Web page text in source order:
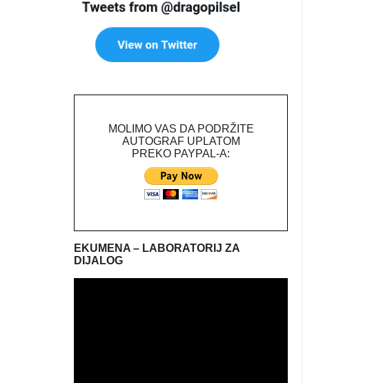
MOLIMO VAS DA PODRŽITE
AUTOGRAF UPLATOM
PREKO PAYPAL-A:
EKUMENA – LABORATORIJ ZA
DIJALOG